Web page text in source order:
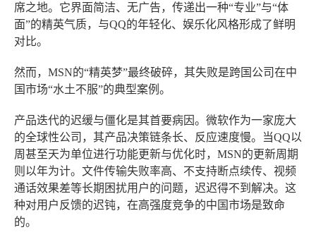
席之地。它界面简洁、无广告，传递出一种“专业”与“体
面”的精英气质，与QQ的年轻化、娱乐化风格形成了鲜明
对比。
然而，MSN的“精英梦”最终破碎，其失败是跨国公司在中
国市场“水土不服”的典型案例。
产品迭代的迟缓与僵化是其首要病因。微软作为一家庞大
的全球性公司，其产品决策链条长、反应速度慢。当QQ以
周甚至天为单位进行功能更新与优化时，MSN的更新周期
则以年为计。文件传输失败率高、不支持断点续传、视频
通话效果差等长期困扰用户的问题，迟迟得不到解决。这
种对用户反馈的迟钝，在高强度竞争的中国市场是致命
的。